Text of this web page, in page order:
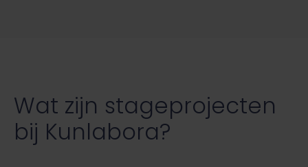
Wat zijn stageprojecten
bij Kunlabora?